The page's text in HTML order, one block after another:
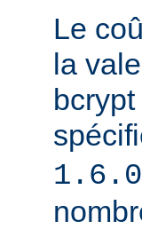
Le
la
1.6.0